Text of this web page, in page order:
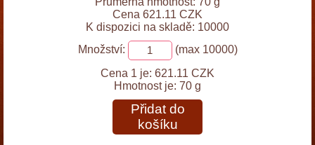
Cena 621.11 CZK
K dispozici na skladě: 10000
Množství:
(max 10000)
Cena 1 je: 621.11 CZK
Hmotnost je: 70 g
Přidat do
košíku